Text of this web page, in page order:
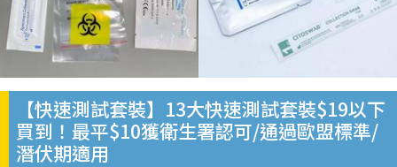
【快速測試套裝】13大快速測試套裝$19以下
買到！最平$10獲衛生署認可/通過歐盟標準/
潛伏期適用